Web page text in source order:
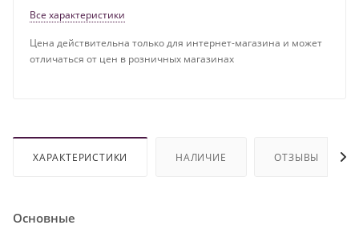
Все характеристики
Цена действительна только для интернет-магазина и может
отличаться от цен в розничных магазинах
ХАРАКТЕРИСТИКИ НАЛИЧИЕ ОТЗЫВЫ
Основные